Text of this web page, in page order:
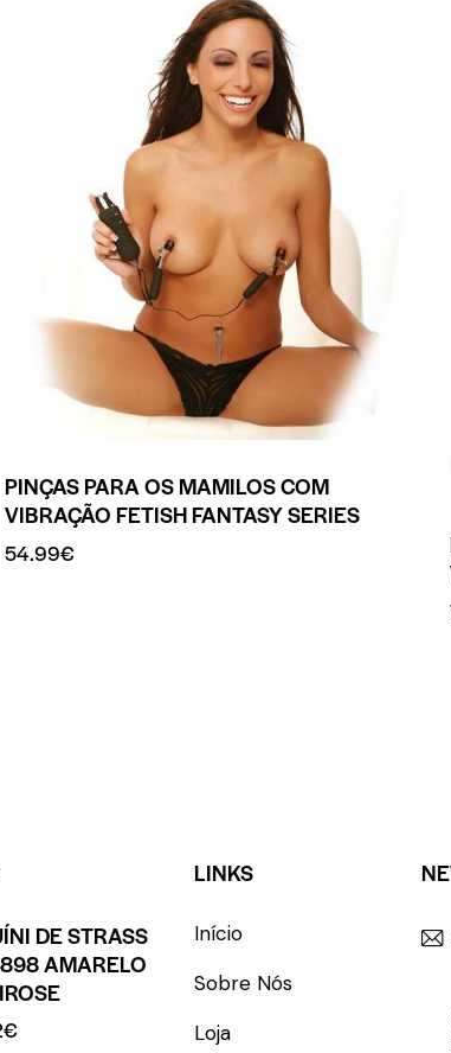
PINÇAS PARA OS MAMILOS COM
VIBRAÇÃO FETISH FANTASY SERIES
54.99€
DE STRASS
AMARELO
€
LINKS
Início
Sobre Nós
Loja